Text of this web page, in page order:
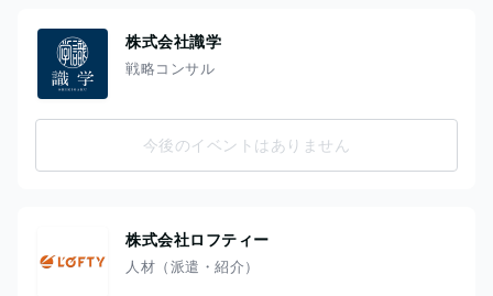
株式会社識学
戦略コンサル
今後のイベントはありません
株式会社ロフティー
人材（派遣・紹介）